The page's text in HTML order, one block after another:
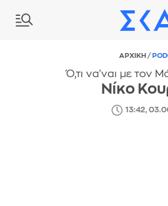
ΑΡΧΙΚΗ /
Ό,τι να'ναι με τον
Νίκο
13:42,